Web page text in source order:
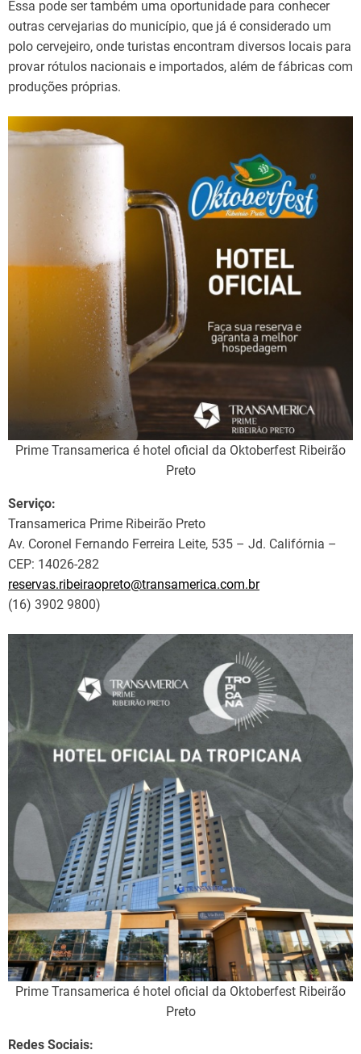
Essa pode ser também uma oportunidade para conhecer
outras cervejarias do município, que já é considerado um
polo cervejeiro, onde turistas encontram diversos locais para
provar rótulos nacionais e importados, além de fábricas com
produções próprias.
Prime Transamerica é hotel oficial da Oktoberfest Ribeirão
Preto
Serviço:
Transamerica Prime Ribeirão Preto
Av. Coronel Fernando Ferreira Leite, 535 – Jd. Califórnia –
CEP: 14026-282
reservas.ribeiraopreto@transamerica.com.br
(16) 3902 9800)
Prime Transamerica é hotel oficial da Oktoberfest Ribeirão
Preto
Redes Sociais: